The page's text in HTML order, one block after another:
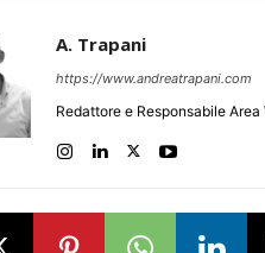
A. Trapani
https://www.andreatrapani.com
Redattore e Responsabile